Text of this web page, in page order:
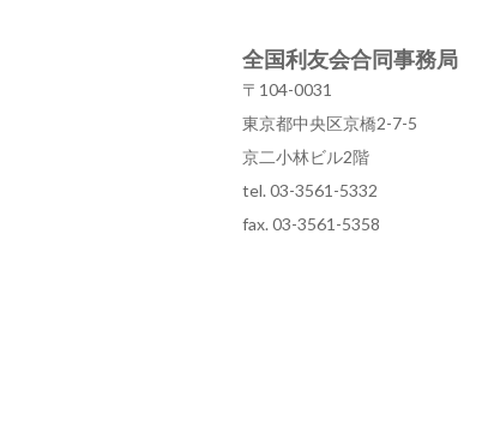
全国利友会合同事務局
〒104-0031
東京都中央区京橋2-7-5
京二小林ビル2階
tel. 03-3561-5332
fax. 03-3561-5358